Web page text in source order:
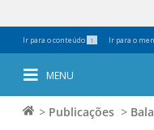
Ir para o conteúdo 1 Ir para o
MENU
> Publicações >